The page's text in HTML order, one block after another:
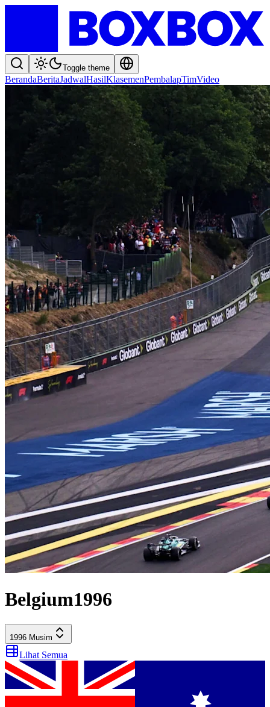
Toggle theme
BerandaBeritaJadwalHasilKlasemenPembalapTimVideo
Belgium1996
1996 Musim
Lihat Semua